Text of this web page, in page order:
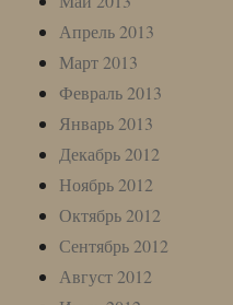
Апрель 2013
Март 2013
Февраль 2013
Январь 2013
Декабрь 2012
Ноябрь 2012
Октябрь 2012
Сентябрь 2012
Август 2012